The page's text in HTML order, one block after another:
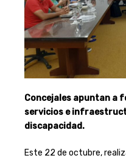
Concejales apuntan a
servicios e
discapacidad.
Este 22 de octubre,